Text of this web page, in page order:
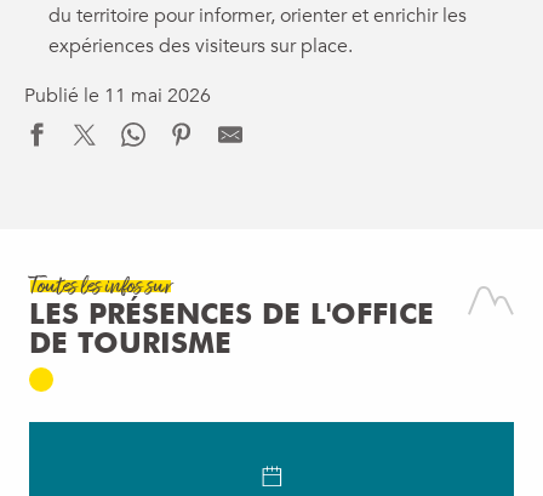
du territoire pour informer, orienter et enrichir les
expériences des visiteurs sur place.
Publié le 11 mai 2026
Toutes les infos sur
LES PRÉSENCES DE L'OFFICE
DE TOURISME